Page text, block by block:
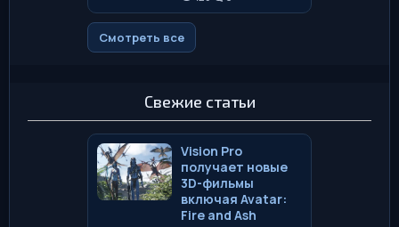
Смотреть все
Свежие статьи
Vision Pro
получает новые
3D-фильмы
включая Avatar:
Fire and Ash